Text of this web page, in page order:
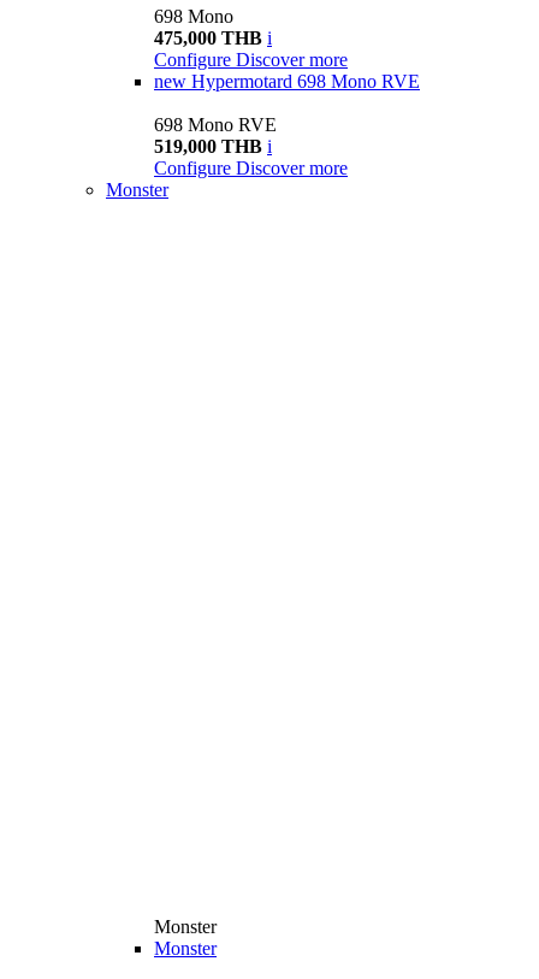
698 Mono
475,000 THB i
Configure Discover more
new Hypermotard 698 Mono RVE
698 Mono RVE
519,000 THB i
Configure Discover more
Monster
Monster
Monster